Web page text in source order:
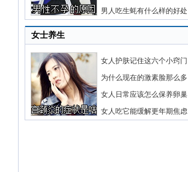
男人吃生蚝有什么样的好处
女士养生
女人护肤记住这六个小窍门
为什么现在的激素脸那么多
女人日常应该怎么保养卵巢
女人吃它能缓解更年期焦虑